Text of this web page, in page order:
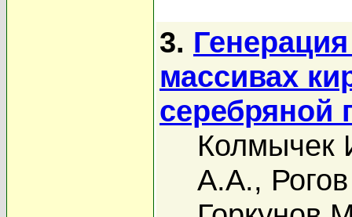
3.
массивах
серебряной
Колмычек
А.А.,